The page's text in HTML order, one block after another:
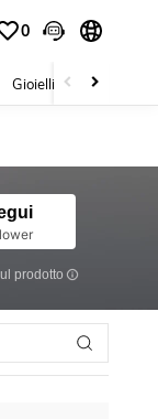
0
Gioielli E Accessori
prodotto